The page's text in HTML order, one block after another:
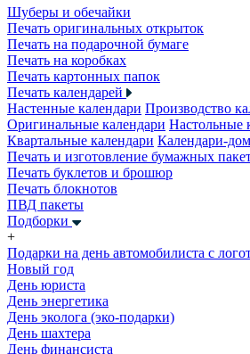
Шуберы и обечайки
Печать оригинальных открыток
Печать на подарочной бумаге
Печать на коробках
Печать картонных папок
Печать календарей
Настенные календари Производство
Оригинальные календари Настольные
Квартальные календари Календари-
Печать и изготовление бумажных
Печать буклетов и брошюр
Печать блокнотов
ПВД пакеты
Подборки
+
Подарки на день автомобилиста с
Новый год
День юриста
День энергетика
День эколога (эко-подарки)
День шахтера
День финансиста